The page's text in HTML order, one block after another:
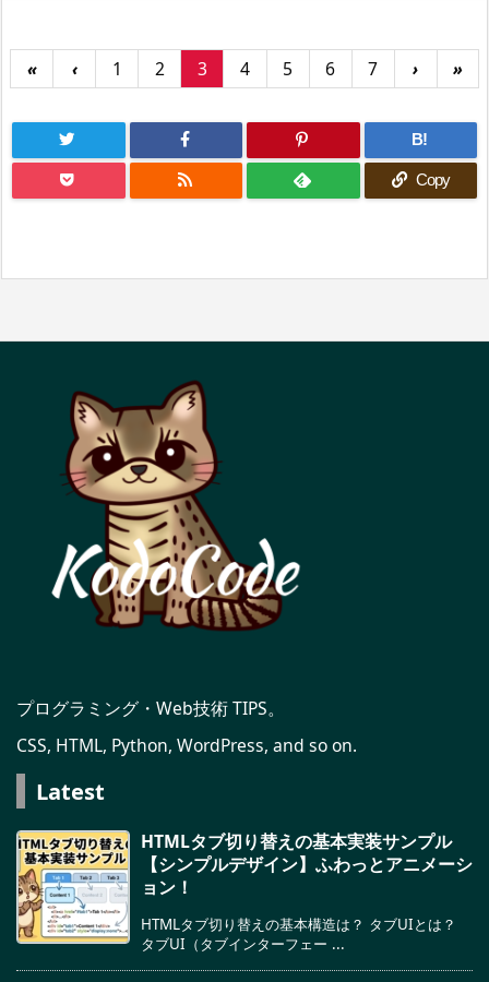
« ‹ 1 2 3 4 5 6 7 › »
B!
Copy
プログラミング・Web技術 TIPS。
CSS, HTML, Python, WordPress, and so on.
Latest
HTMLタブ切り替えの基本実装サンプル
【シンプルデザイン】ふわっとアニメーシ
ョン！
HTMLタブ切り替えの基本構造は？ タブUIとは？
タブUI（タブインターフェー ...